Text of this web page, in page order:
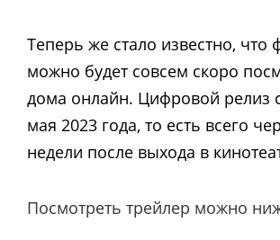
Теперь же стало известно, что
можно будет совсем скоро
дома онлайн. Цифровой релиз
мая 2023 года, то есть всего
недели после выхода в
Посмотреть трейлер можно